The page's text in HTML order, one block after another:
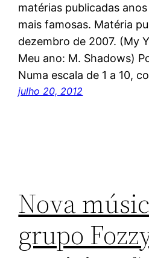
matérias publicadas
mais famosas. Matéria
dezembro de 2007. (My
Meu ano: M. Shadows)
Numa escala de 1 a 10,
julho 20, 2012
Nova
grupo